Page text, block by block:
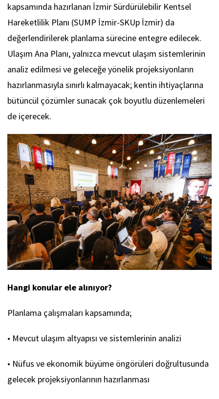
kapsamında hazırlanan İzmir Sürdürülebilir Kentsel
Hareketlilik Planı (SUMP İzmir-SKUp İzmir) da
değerlendirilerek planlama sürecine entegre edilecek.
Ulaşım Ana Planı, yalnızca mevcut ulaşım sistemlerinin
analiz edilmesi ve geleceğe yönelik projeksiyonların
hazırlanmasıyla sınırlı kalmayacak; kentin ihtiyaçlarına
bütüncül çözümler sunacak çok boyutlu düzenlemeleri
de içerecek.
Hangi konular ele alınıyor?
Planlama çalışmaları kapsamında;
• Mevcut ulaşım altyapısı ve sistemlerinin analizi
• Nüfus ve ekonomik büyüme öngörüleri doğrultusunda
gelecek projeksiyonlarının hazırlanması